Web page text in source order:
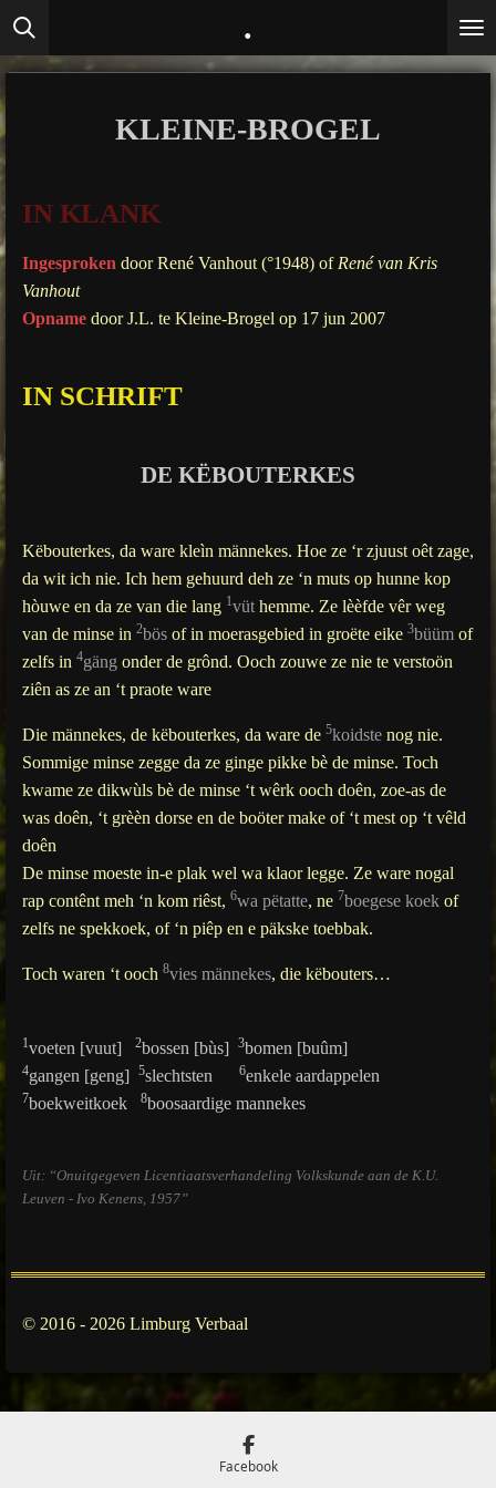
Ga
direct
naar
hoofdinhoud
.
KLEINE-BROGEL
IN KLANK
Ingesproken door René Vanhout (°1948) of René van Kris
Vanhout
Opname door J.L. te Kleine-Brogel op 17 jun 2007
IN SCHRIFT
DE KËBOUTERKES
Këbouterkes, da ware kleìn männekes. Hoe ze ‘r zjuust oêt zage,
da wit ich nie. Ich hem gehuurd deh ze ‘n muts op hunne kop
hòuwe en da ze van die lang 1vüt hemme. Ze lèèfde vêr weg
van de minse in 2bös of in moerasgebied in groëte eike 3büüm of
zelfs in 4gäng onder de grônd. Ooch zouwe ze nie te verstoön
ziên as ze an ‘t praote ware
Die männekes, de këbouterkes, da ware de 5koidste nog nie.
Sommige minse zegge da ze ginge pikke bè de minse. Toch
kwame ze dikwùls bè de minse ‘t wêrk ooch doên, zoe-as de
was doên, ‘t grèèn dorse en de boöter make of ‘t mest op ‘t vêld
doên
De minse moeste in-e plak wel wa klaor legge. Ze ware nogal
rap contênt meh ‘n kom riêst, 6wa pëtatte, ne 7boegese koek of
zelfs ne spekkoek, of ‘n piêp en e päkske toebbak.
Toch waren ‘t ooch 8vies männekes, die këbouters…
1voeten [vuut] 2bossen [bùs] 3bomen [buûm]
4gangen [geng] 5slechtsten 6enkele aardappelen
7boekweitkoek 8boosaardige mannekes
Uit: “Onuitgegeven Licentiaatsverhandeling Volkskunde aan de K.U.
Leuven - Ivo Kenens, 1957”
© 2016 - 2026 Limburg Verbaal
Facebook